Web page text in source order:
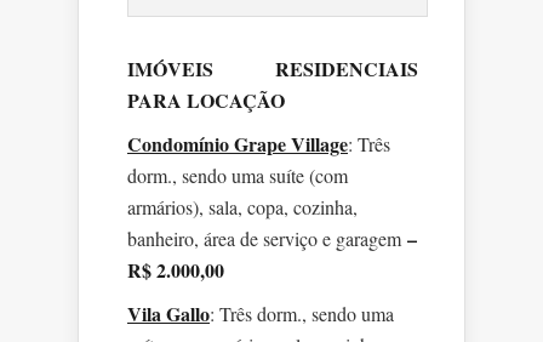
IMÓVEIS RESIDENCIAIS
PARA LOCAÇÃO
Condomínio Grape Village: Três
dorm., sendo uma suíte (com
armários), sala, copa, cozinha,
banheiro, área de serviço e garagem –
R$ 2.000,00
Vila Gallo: Três dorm., sendo uma